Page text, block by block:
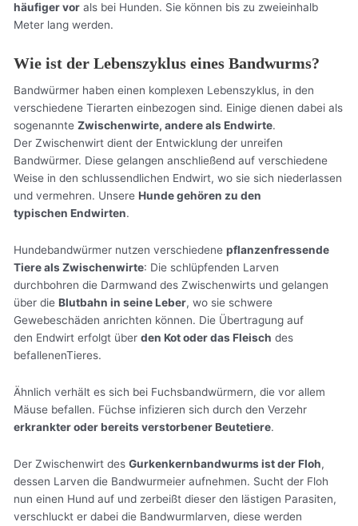
häufiger vor als bei Hunden. Sie können bis zu zweieinhalb
Meter lang werden.
Wie ist der Lebenszyklus eines Bandwurms?
Bandwürmer haben einen komplexen Lebenszyklus, in den
verschiedene Tierarten einbezogen sind. Einige dienen dabei als
sogenannteZwischenwirte, andere als Endwirte.
Der Zwischenwirt dient der Entwicklung der unreifen
Bandwürmer. Diese gelangen anschließend auf verschiedene
Weise in den schlussendlichen Endwirt, wo sie sich niederlassen
und vermehren. UnsereHunde gehören zu den
typischen Endwirten.
Hundebandwürmer nutzen verschiedenepflanzenfressende
Tiere als Zwischenwirte: Die schlüpfenden Larven
durchbohren die Darmwand des Zwischenwirts und gelangen
über dieBlutbahn in seine Leber, wo sie schwere
Gewebeschäden anrichten können. Die Übertragung auf
den Endwirt erfolgt überden Kot oder das Fleisch des
befallenenTieres.
Ähnlich verhält es sich bei Fuchsbandwürmern, die vor allem
Mäuse befallen. Füchse infizieren sich durch den Verzehr
erkrankter oder bereits verstorbener Beutetiere.
Der Zwischenwirt desGurkenkernbandwurms ist der Floh,
dessen Larven die Bandwurmeier aufnehmen. Sucht der Floh
nun einen Hund auf und zerbeißt dieser den lästigen Parasiten,
verschluckt er dabei die Bandwurmlarven, diese werden